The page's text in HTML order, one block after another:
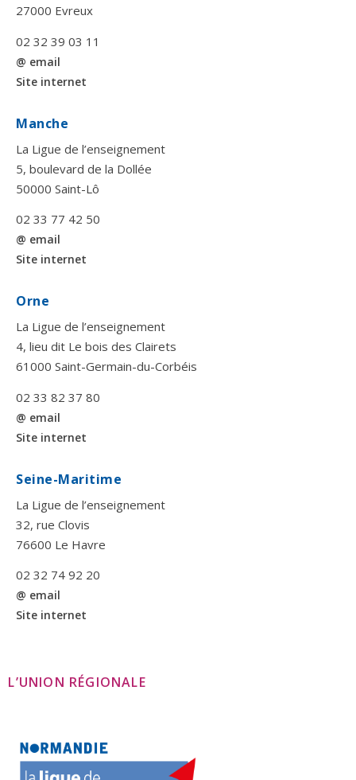
27000 Evreux
02 32 39 03 11
@ email
Site internet
Manche
La Ligue de l’enseignement
5, boulevard de la Dollée
50000 Saint-Lô
02 33 77 42 50
@ email
Site internet
Orne
La Ligue de l’enseignement
4, lieu dit Le bois des Clairets
61000 Saint-Germain-du-Corbéis
02 33 82 37 80
@ email
Site internet
Seine-Maritime
La Ligue de l’enseignement
32, rue Clovis
76600 Le Havre
02 32 74 92 20
@ email
Site internet
L’UNION RÉGIONALE